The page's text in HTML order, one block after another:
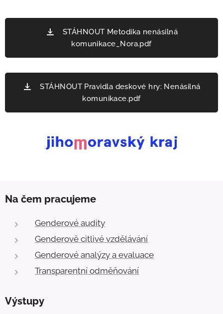
STÁHNOUT Metodika nenásilná
komunikace_Nora.pdf
STÁHNOUT Pravidla deskové hry: Nenásilná
komunikace.pdf
Na čem pracujeme
Genderové audity
Genderově citlivé vzdělávání
Genderové analýzy a evaluace
Transparentní odměňování
Výstupy